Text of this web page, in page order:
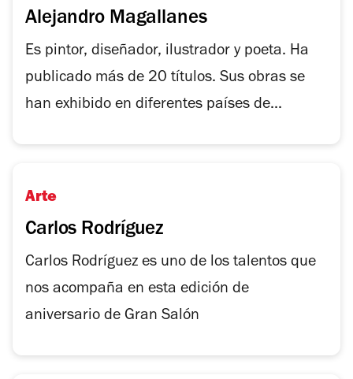
Alejandro Magallanes
Es pintor, diseñador, ilustrador y poeta. Ha
publicado más de 20 títulos. Sus obras se
han exhibido en diferentes países de...
Arte
Carlos Rodríguez
Carlos Rodríguez es uno de los talentos que
nos acompaña en esta edición de
aniversario de Gran Salón